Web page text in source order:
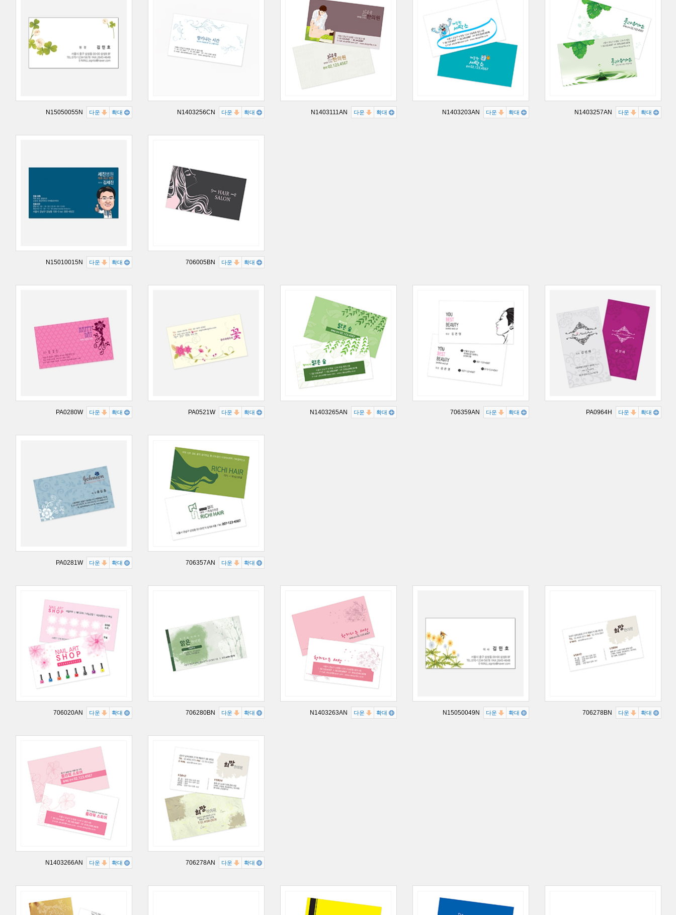
N15050055N 다운 확대 N1403256CN 다운 확대 N1403111AN 다운 확대 N1403203AN 다운 확대 N1403257AN 다운 확대
N15010015N 다운 확대 706005BN 다운 확대
PA0280W 다운 확대 PA0521W 다운 확대 N1403265AN 다운 확대 706359AN 다운 확대 PA0964H 다운 확대
PA0281W 다운 확대 706357AN 다운 확대
706020AN 다운 확대 706280BN 다운 확대 N1403263AN 다운 확대 N15050049N 다운 확대 706278BN 다운 확대
N1403266AN 다운 확대 706278AN 다운 확대